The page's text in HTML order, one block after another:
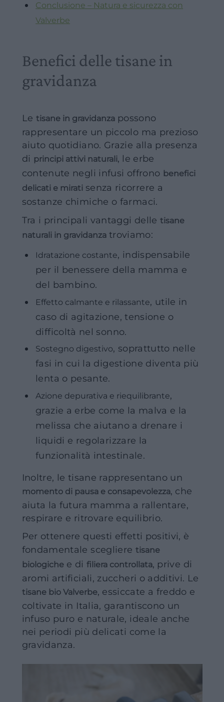
Conclusione – Natura e sicurezza con
Valverbe
Benefici delle tisane in
gravidanza
Le tisane in gravidanzapossono
rappresentare un piccolo ma prezioso
aiuto quotidiano. Grazie alla presenza
di principi attivi naturali, le erbe
contenute negli infusi offrono benefici
delicati e miratisenza ricorrere a
sostanze chimiche o farmaci.
Tra i principali vantaggi delletisane
naturali in gravidanzatroviamo:
Idratazione costante, indispensabile
per il benessere della mamma e
del bambino.
Effetto calmante e rilassante, utile in
caso di agitazione, tensione o
difficoltà nel sonno.
Sostegno digestivo, soprattutto nelle
fasi in cui la digestione diventa più
lenta o pesante.
Azione depurativa e riequilibrante,
grazie a erbe come la malva e la
melissa che aiutano a drenare i
liquidi e regolarizzare la
funzionalità intestinale.
Inoltre, le tisane rappresentano un
momento di pausa e consapevolezza, che
aiuta la futura mamma a rallentare,
respirare e ritrovare equilibrio.
Per ottenere questi effetti positivi, è
fondamentale scegliere tisane
biologichee di filiera controllata, prive di
aromi artificiali, zuccheri o additivi. Le
tisane bio Valverbe, essiccate a freddo e
coltivate in Italia, garantiscono un
infuso puro e naturale, ideale anche
nei periodi più delicati come la
gravidanza.